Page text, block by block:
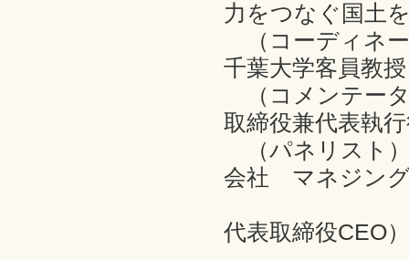
力をつなぐ国土
（コーディネ
千葉大学客員教
（コメンテー
取締役兼代表執
（パネリスト
会社 マネジン
代表取締役CEO）